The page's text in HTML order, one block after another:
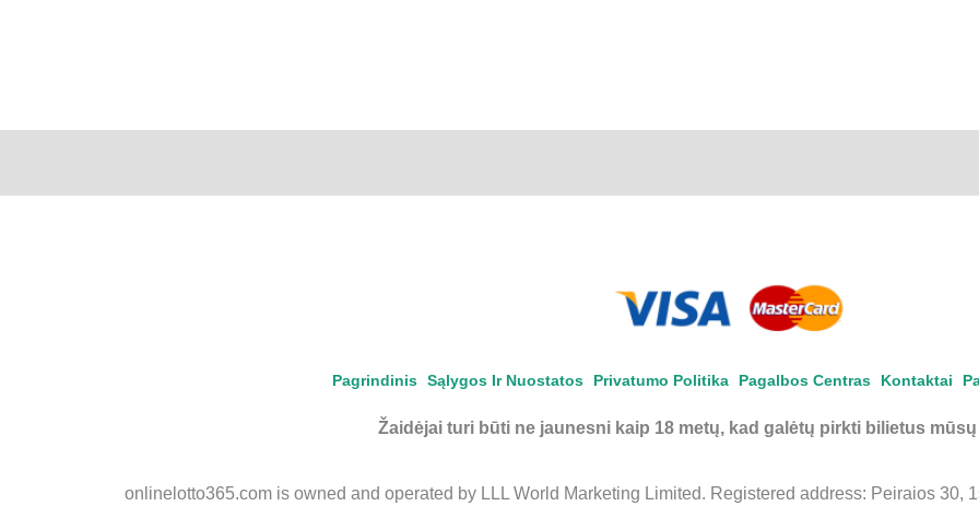
Pagrindinis Sąlygos Ir Nuostatos Privatumo Politika Pagalbos Centras Kontaktai
Žaidėjai turi būti ne jaunesni kaip 18 metų, kad galėtų pirkti bilietus
onlinelotto365.com is owned and operated by LLL World Marketing Limited. Registered address: Peiraios 30,